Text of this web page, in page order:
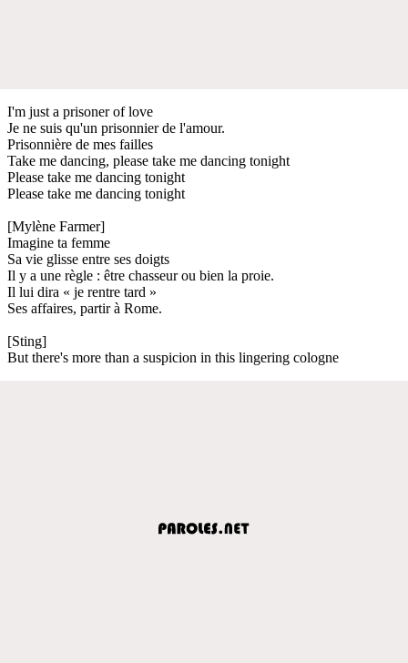
I'm just a prisoner of love
Je ne suis qu'un prisonnier de l'amour.
Prisonnière de mes failles
Take me dancing, please take me dancing tonight
Please take me dancing tonight
Please take me dancing tonight
[Mylène Farmer]
Imagine ta femme
Sa vie glisse entre ses doigts
Il y a une règle : être chasseur ou bien la proie.
Il lui dira « je rentre tard »
Ses affaires, partir à Rome.
[Sting]
But there's more than a suspicion in this lingering cologne